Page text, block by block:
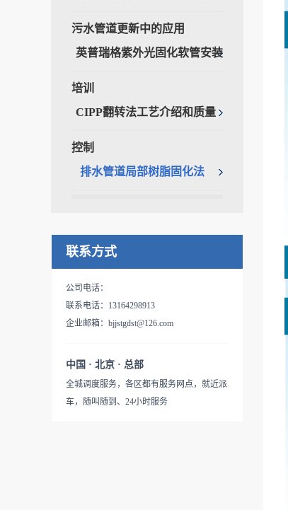
污水管道更新中的应用
英普瑞格紫外光固化软管安装
培训
CIPP翻转法工艺介绍和质量
控制
排水管道局部树脂固化法
联系方式
公司电话：
联系电话：13164298913
企业邮箱：bjjstgdst@126.com
中国 · 北京 · 总部
全城调度服务，各区都有服务网点，就近派
车，随叫随到、24小时服务